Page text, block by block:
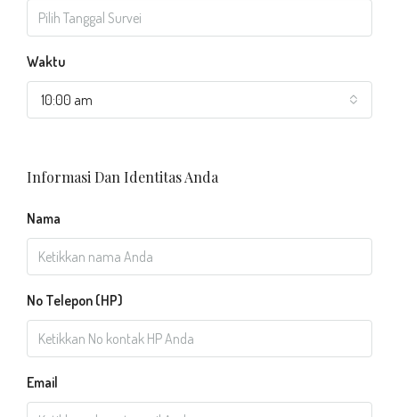
Waktu
10:00 am
Informasi Dan Identitas Anda
Nama
No Telepon (HP)
Email